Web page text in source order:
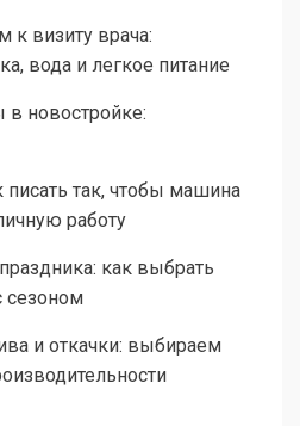
к визиту врача:
вода и легкое питание
новостройке:
так, чтобы машина
работу
как выбрать
сезоном
и откачки: выбираем